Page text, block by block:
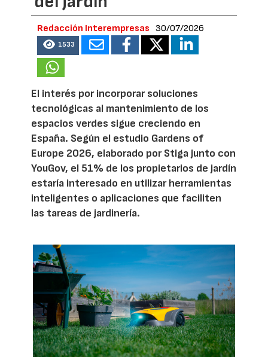
Redacción Interempresas 30/07/2026
1533
El interés por incorporar soluciones
tecnológicas al mantenimiento de los
espacios verdes sigue creciendo en
España. Según el estudio Gardens of
Europe 2026, elaborado por Stiga junto con
YouGov, el 51% de los propietarios de jardín
estaría interesado en utilizar herramientas
inteligentes o aplicaciones que faciliten
las tareas de jardinería.